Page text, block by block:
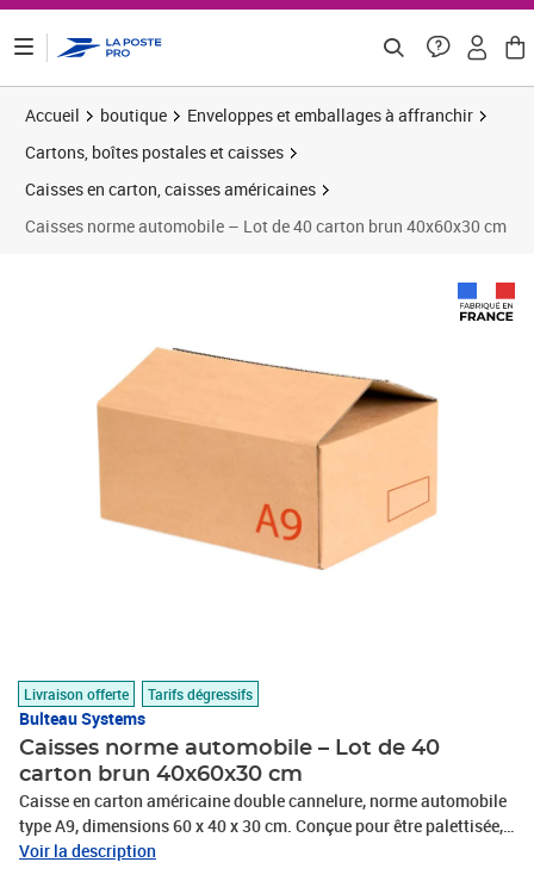
Accueil boutique
Enveloppes et emballages à affranchir
Cartons, boîtes postales et caisses
Caisses en carton, caisses américaines
Caisses norme automobile – Lot de 40 carton brun 40x60x30 cm
Livraison offerte Tarifs dégressifs
Bulteau Systems
Caisses norme automobile – Lot de 40
carton brun 40x60x30 cm
Caisse en carton américaine double cannelure, norme automobile
type A9, dimensions 60 x 40 x 30 cm. Conçue pour être palettisée,
elle offre une solution économique et solide pour le transport de
Voir la description